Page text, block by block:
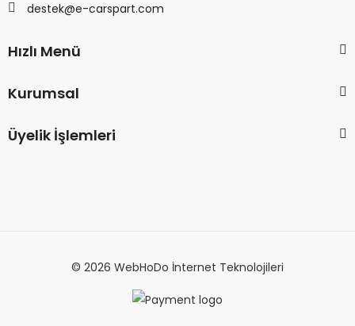
destek@e-carspart.com
Hızlı Menü
Kurumsal
Üyelik İşlemleri
© 2026 WebHoDo İnternet Teknolojileri